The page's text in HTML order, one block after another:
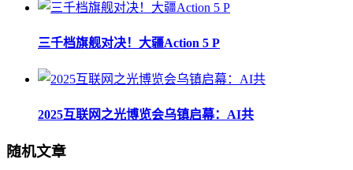
三千档旗舰对决！大疆Action 5 P
2025互联网之光博览会乌镇启幕：AI共
随机文章